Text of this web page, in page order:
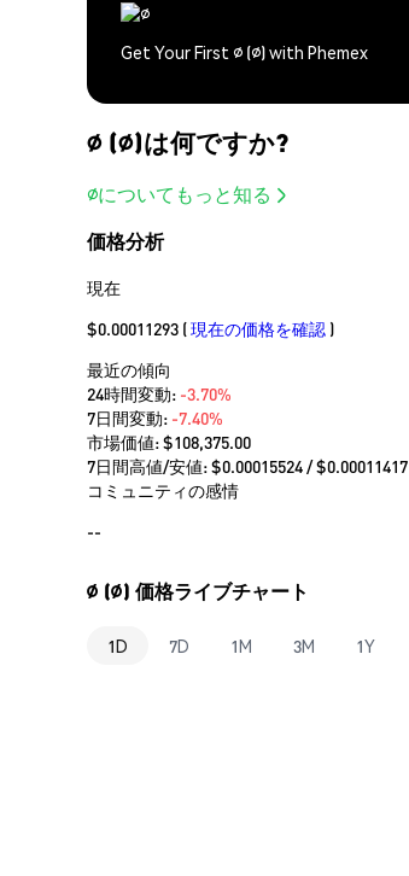
Get Your First ∅ (∅) with Phemex
∅ (∅)は何ですか?
∅についてもっと知る
価格分析
現在
$0.00011293 (現在の価格を確認 )
最近の傾向
24時間変動: -3.70%
7日間変動: -7.40%
市場価値:$108,375.00
7日間高値/安値: $0.00015524/ $0.00011417
コミュニティの感情
--
∅ (∅) 価格ライブチャート
1D 7D 1M 3M 1Y